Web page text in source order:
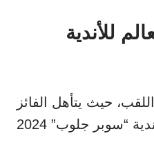
للأندية
حيث يتأهل الفائز
إلى بطولة كأس العالم للأندية “سوبر جلوب” 2024